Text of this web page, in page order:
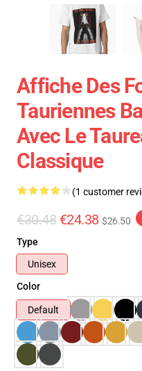
Affiche Des
Tauriennes
Avec Le
Classique
(1 customer
€30.48 €24.38 $26.50
Type
Unisex
Color
Default